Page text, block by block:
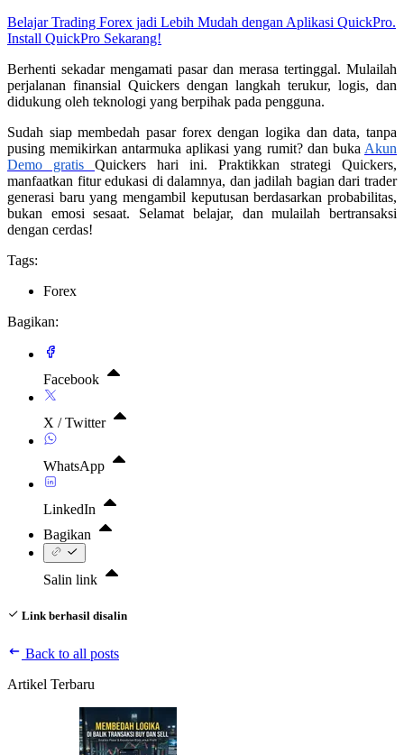
Belajar Trading Forex jadi Lebih Mudah dengan Aplikasi QuickPro.
Install QuickPro Sekarang!
Berhenti sekadar mengamati pasar dan merasa tertinggal. Mulailah
perjalanan finansial Quickers dengan langkah terukur, logis, dan
didukung oleh teknologi yang berpihak pada pengguna.
Sudah siap membedah pasar forex dengan logika dan data, tanpa
pusing memikirkan antarmuka aplikasi yang rumit? dan buka Akun
Demo gratis Quickers hari ini. Praktikkan strategi Quickers,
manfaatkan fitur edukasi di dalamnya, dan jadilah bagian dari trader
generasi baru yang mengambil keputusan berdasarkan probabilitas,
bukan emosi sesaat. Selamat belajar, dan mulailah bertransaksi
dengan cerdas!
Tags:
Forex
Bagikan:
Facebook
X / Twitter
WhatsApp
LinkedIn
Bagikan
Salin link
Link berhasil disalin
Back to all posts
Artikel Terbaru